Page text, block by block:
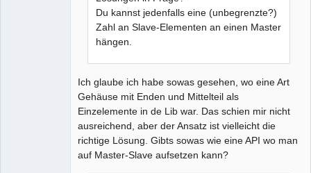
Du kannst jedenfalls eine (unbegrenzte?)
Zahl an Slave-Elementen an einen Master
hängen.
Ich glaube ich habe sowas gesehen, wo eine Art
Gehäuse mit Enden und Mittelteil als
Einzelemente in de Lib war. Das schien mir nicht
ausreichend, aber der Ansatz ist vielleicht die
richtige Lösung. Gibts sowas wie eine API wo man
auf Master-Slave aufsetzen kann?